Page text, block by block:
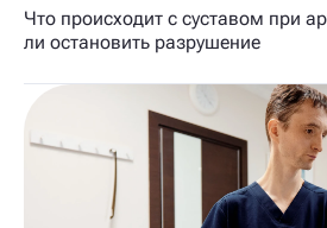
Что происходит с суставом при
ли остановить разрушение